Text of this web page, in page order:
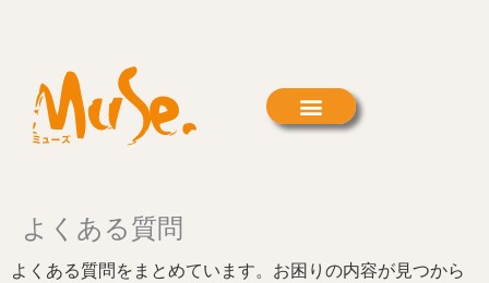
よくある質問
よくある質問をまとめています。お困りの内容が見つから